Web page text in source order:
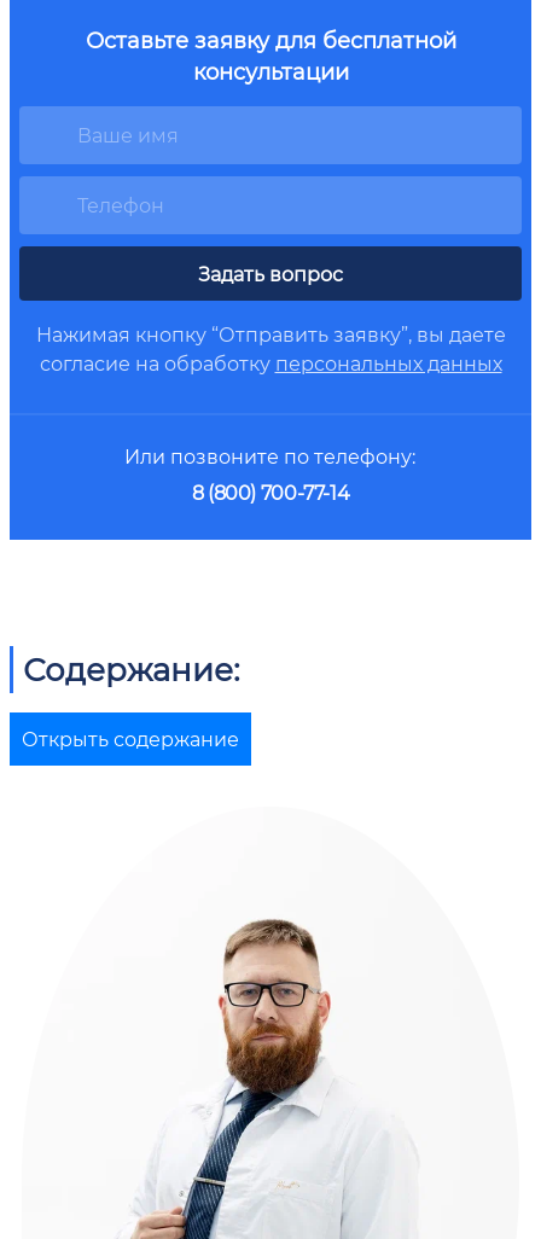
Оставьте заявку для бесплатной
консультации
Задать вопрос
Нажимая кнопку “Отправить заявку”, вы даете
согласие на обработку персональных данных
Или позвоните по телефону:
8 (800) 700-77-14
Содержание:
Открыть содержание